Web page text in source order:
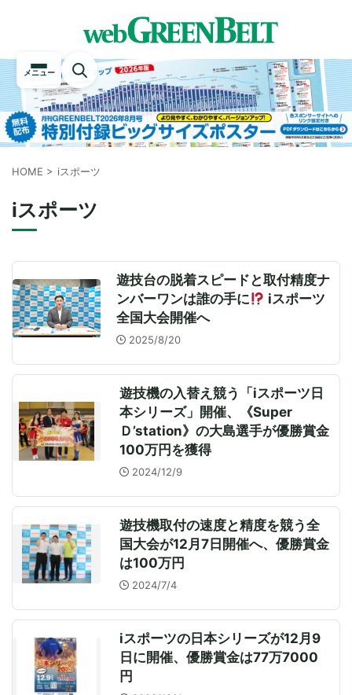
メニュー
HOME > iスポーツ
iスポーツ
遊技台の脱着スピードと取付精度ナ
ンバーワンは誰の手に
iスポーツ
全国大会開催へ
2025/8/20
遊技機の入替え競う「iスポーツ日
本シリーズ」開催、《Super
Ｄ’station》の大島選手が優勝賞金
100万円を獲得
2024/12/9
遊技機取付の速度と精度を競う全
国大会が12月7日開催へ、優勝賞金
は100万円
2024/7/4
iスポーツの日本シリーズが12月9
日に開催、優勝賞金は77万7000
円